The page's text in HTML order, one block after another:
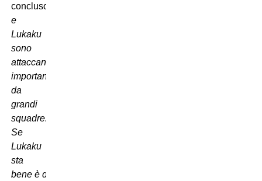
concluso:
e
Lukaku
sono
attaccanti
importanti,
da
grandi
squadre.
Se
Lukaku
sta
bene è difficile